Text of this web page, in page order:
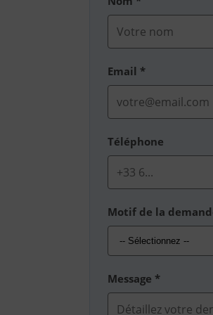
Email *
Téléphone
Motif de la
Message *